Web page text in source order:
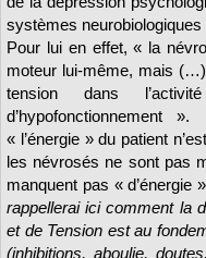
systèmes neurobiologiques
Pour lui en effet, « la
moteur lui-même, mais
tension dans
d’hypofonctionnement
« l’énergie » du patient
les névrosés ne sont pas
manquent pas « d’énergie
rappellerai ici comment la
et de Tension est au
(inhibitions, aboulie,